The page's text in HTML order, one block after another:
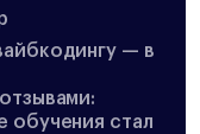
— в
обучения стал